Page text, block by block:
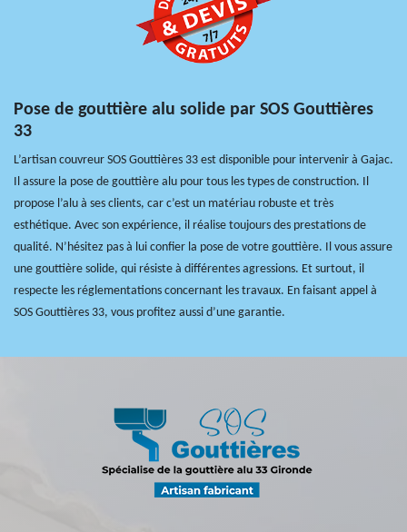
Pose de gouttière alu solide par SOS Gouttières
33
L’artisan couvreur SOS Gouttières 33 est disponible pour intervenir à Gajac.
Il assure la pose de gouttière alu pour tous les types de construction. Il
propose l’alu à ses clients, car c’est un matériau robuste et très
esthétique. Avec son expérience, il réalise toujours des prestations de
qualité. N’hésitez pas à lui confier la pose de votre gouttière. Il vous assure
une gouttière solide, qui résiste à différentes agressions. Et surtout, il
respecte les réglementations concernant les travaux. En faisant appel à
SOS Gouttières 33, vous profitez aussi d’une garantie.